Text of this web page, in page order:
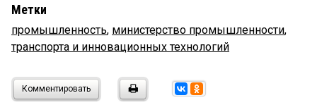
Метки
промышленность, министерство промышленности,
транспорта и инновационных технологий
Комментировать